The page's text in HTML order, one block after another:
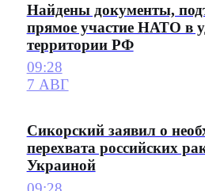
Найдены документы,
прямое участие НАТО в
территории РФ
09:28
7 АВГ
Сикорский заявил о
перехвата российских
Украиной